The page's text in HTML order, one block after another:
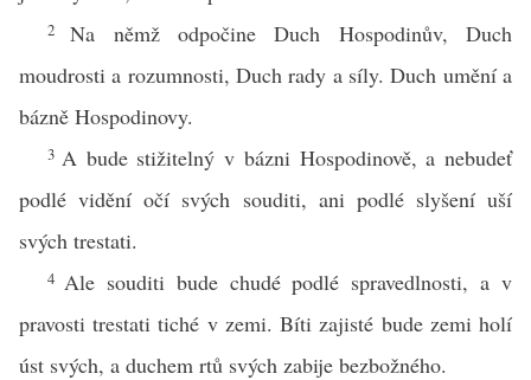
2Na němž odpočine Duch Hospodinův, Duch
moudrosti a rozumnosti, Duch rady a síly. Duch umění a
bázně Hospodinovy.
3 A bude stižitelný v bázni Hospodinově, a nebudeť
podlé vidění očí svých souditi, ani podlé slyšení uší
svých trestati.
4 Ale souditi bude chudé podlé spravedlnosti, a v
pravosti trestati tiché v zemi. Bíti zajisté bude zemi holí
úst svých, a duchem rtů svých zabije bezbožného.